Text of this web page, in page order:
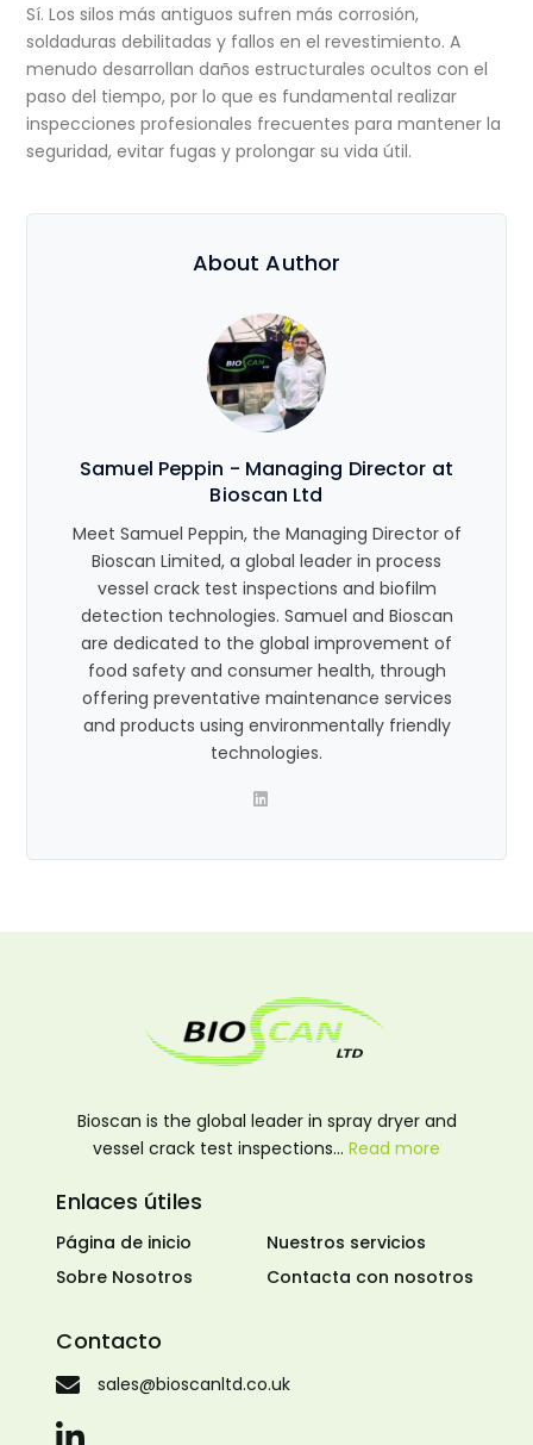
Sí. Los silos más antiguos sufren más corrosión,
soldaduras debilitadas y fallos en el revestimiento. A
menudo desarrollan daños estructurales ocultos con el
paso del tiempo, por lo que es fundamental realizar
inspecciones profesionales frecuentes para mantener la
seguridad, evitar fugas y prolongar su vida útil.
About Author
Samuel Peppin - Managing Director at
Bioscan Ltd
Meet Samuel Peppin, the Managing Director of
Bioscan Limited, a global leader in process
vessel crack test inspections and biofilm
detection technologies. Samuel and Bioscan
are dedicated to the global improvement of
food safety and consumer health, through
offering preventative maintenance services
and products using environmentally friendly
technologies.
Bioscan is the global leader in spray dryer and
vessel crack test inspections… Read more
Enlaces útiles
Página de inicio
Nuestros servicios
Sobre Nosotros
Contacta con nosotros
Contacto
sales@bioscanltd.co.uk